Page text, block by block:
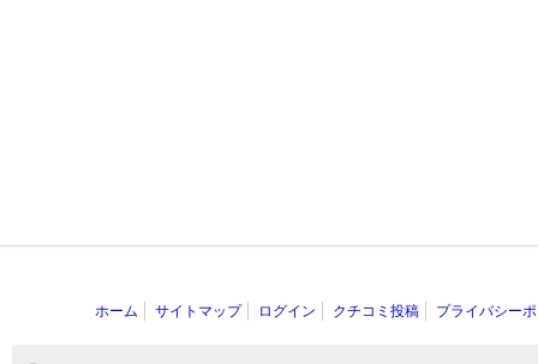
ホーム サイトマップ ログイン クチコミ投稿 プライバシー